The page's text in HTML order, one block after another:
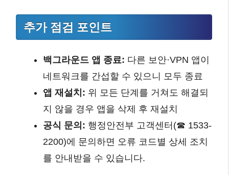
추가 점검 포인트
백그라운드 앱 종료: 다른 보안·VPN 앱이
네트워크를 간섭할 수 있으니 모두 종료
앱 재설치: 위 모든 단계를 거쳐도 해결되
지 않을 경우 앱을 삭제 후 재설치
공식 문의: 행정안전부 고객센터(☎ 1533-
2200)에 문의하면 오류 코드별 상세 조치
를 안내받을 수 있습니다.